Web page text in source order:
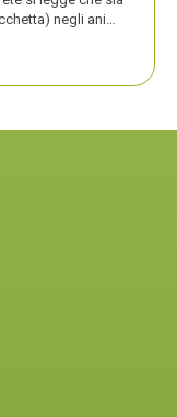
negli ani…